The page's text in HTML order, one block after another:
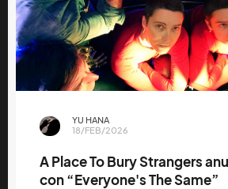
YU HANA
18/FEB/2026
A Place To Bury Strangers
con “Everyone's The Same”